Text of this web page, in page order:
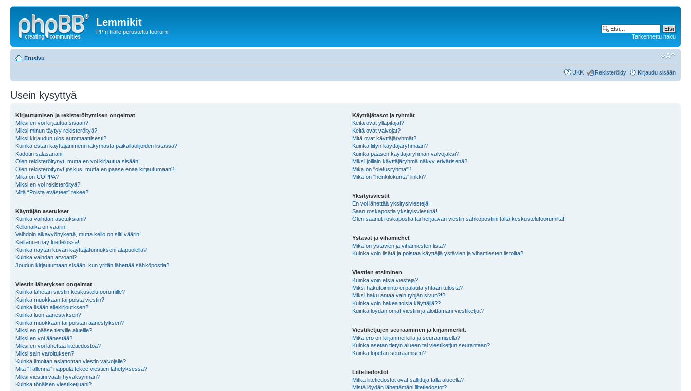
Lemmikit
PP:n tilalle perustettu foorumi
Tarkennettu haku
Etusivu
UKK Rekisteröidy Kirjaudu sisään
Usein kysyttyä
Kirjautumisen ja rekisteröitymisen ongelmat
Miksi en voi kirjautua sisään?
Miksi minun täytyy rekisteröityä?
Miksi kirjaudun ulos automaattisesti?
Kuinka estän käyttäjänimeni näkymästä paikallaolijoiden listassa?
Kadotin salasanani!
Olen rekisteröitynyt, mutta en voi kirjautua sisään!
Olen rekisteröitynyt joskus, mutta en pääse enää kirjautumaan?!
Mikä on COPPA?
Miksi en voi rekisteröityä?
Mitä “Poista evästeet” tekee?
Käyttäjän asetukset
Kuinka vaihdan asetuksiani?
Kellonaika on väärin!
Vaihdoin aikavyöhykettä, mutta kello on silti väärin!
Kieltäni ei näy luettelossa!
Kuinka näytän kuvan käyttäjätunnukseni alapuolella?
Kuinka vaihdan arvoani?
Joudun kirjautumaan sisään, kun yritän lähettää sähköpostia?
Viestin lähetyksen ongelmat
Kuinka lähetän viestin keskustelufoorumille?
Kuinka muokkaan tai poista viestin?
Kuinka lisään allekirjoutksen?
Kuinka luon äänestyksen?
Kuinka muokkaan tai poistan äänestyksen?
Miksi en pääse tietyille alueille?
Miksi en voi äänestää?
Miksi en voi lähettää liitetiedostoa?
Miksi sain varoituksen?
Kuinka ilmoitan asiattoman viestin valvojalle?
Mitä "Tallenna" nappula tekee viestien lähetyksessä?
Miksi viestini vaatii hyväksynnän?
Kuinka tönäisen viestiketjuani?
Käyttäjätasot ja ryhmät
Keitä ovat ylläpitäjät?
Keitä ovat valvojat?
Mitä ovat käyttäjäryhmät?
Kuinka liityn käyttäjäryhmään?
Kuinka pääsen käyttäjäryhmän valvojaksi?
Miksi joillain käyttäjäryhmä näkyy erivärisenä?
Mikä on "oletusryhmä"?
Mikä on "henkilökunta" linkki?
Yksityisviestit
En voi lähettää yksitysiviestejä!
Saan roskapostia yksityisviestinä!
Olen saanut roskapostia tai herjaavan viestin sähköpostiini tältä keskustelufoorumilta!
Ystävät ja vihamiehet
Mikä on ystävien ja vihamiesten lista?
Kuinka voin lisätä ja poistaa käyttäjiä ystävien ja vihamiesten listoilta?
Viestien etsiminen
Kuinka voin etsiä viestejä?
Miksi hakutoiminto ei palauta yhtään tulosta?
Miksi haku antaa vain tyhjän sivun?!?
Kuinka voin hakea toisia käyttäjiä??
Kuinka löydän omat viestini ja aloittamani viestiketjut?
Viestiketjujen seuraaminen ja kirjanmerkit.
Mikä ero on kirjanmerkillä ja seuraamisella?
Kuinka asetan tietyn alueen tai viestiketjun seurantaan?
Kuinka lopetan seuraamisen?
Liitetiedostot
Mitkä liitetiedostot ovat sallittuja tällä alueella?
Mistä löydän lähettämäni liitetiedostot?